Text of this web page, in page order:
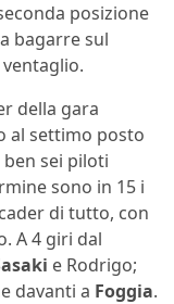
posizione
bagarre sul
della gara
al settimo posto
sei piloti
sono in 15 i
di tutto, con
A 4 giri dal
e Rodrigo;
davanti a Foggia.